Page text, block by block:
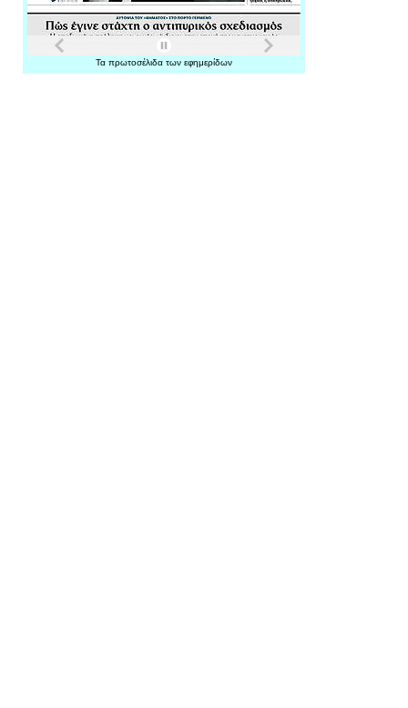
Τα πρωτοσέλιδα των εφημερίδων